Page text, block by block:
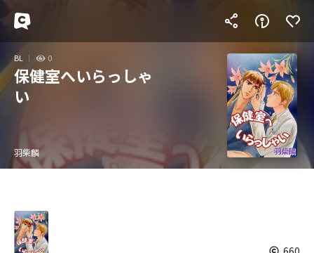
BL 0
保健室へいらっしゃ
い
羽柴麟